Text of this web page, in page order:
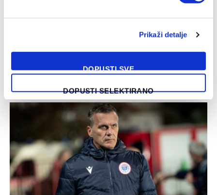
Prikaži detalje
DOPUSTI SVE
DOPUSTI SELEKTIRANO
Tušnju, Jukićev gol zlata vrijedan
Redakcija TV Arena Sport i kompanija WWin donose vam
idealni tim 32. kola WWin lige Bosne i Hercegovine.